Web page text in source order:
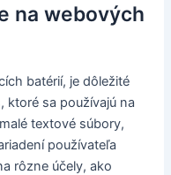
na webových
batérií, je dôležité
ktoré sa používajú na
textové súbory,
používateľa
rôzne účely, ako